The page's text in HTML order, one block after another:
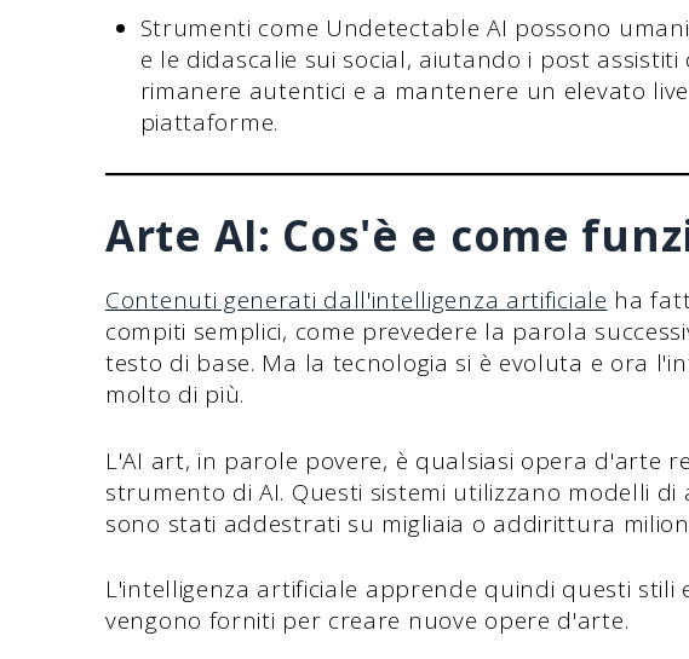
Strumenti come Undetectable AI possono
e le didascalie sui social, aiutando i post
rimanere autentici e a mantenere un elevato
piattaforme.
Arte AI: Cos'è e come
Contenuti generati dall'intelligenza artificiale ha
compiti semplici, come prevedere la parola
testo di base. Ma la tecnologia si è evoluta e ora
molto di più.
L'AI art, in parole povere, è qualsiasi opera d'arte
strumento di AI. Questi sistemi utilizzano modelli
sono stati addestrati su migliaia o addirittura
L'intelligenza artificiale apprende quindi questi stili
vengono forniti per creare nuove opere d'arte.